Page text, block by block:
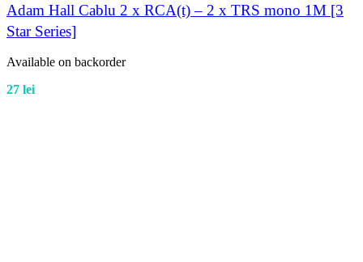
Adam Hall Cablu 2 x RCA(t) – 2 x TRS mono 1M [3
Star Series]
Available on backorder
27 lei